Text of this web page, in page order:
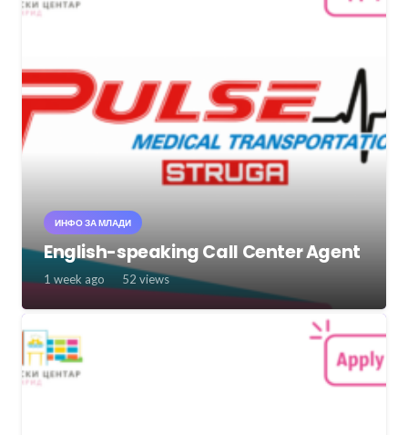
ИНФО ЗА МЛАДИ
English-speaking Call Center Agent
1 week ago 52 views